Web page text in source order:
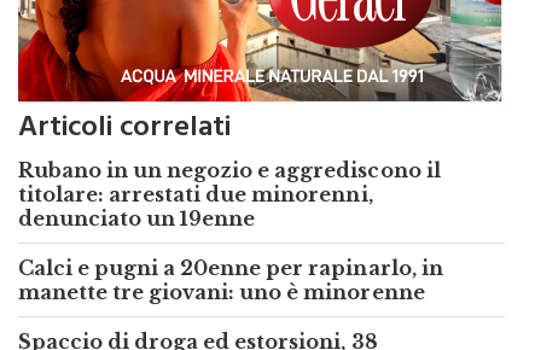
Articoli correlati
Rubano in un negozio e aggrediscono il
titolare: arrestati due minorenni,
denunciato un 19enne
Calci e pugni a 20enne per rapinarlo, in
manette tre giovani: uno è minorenne